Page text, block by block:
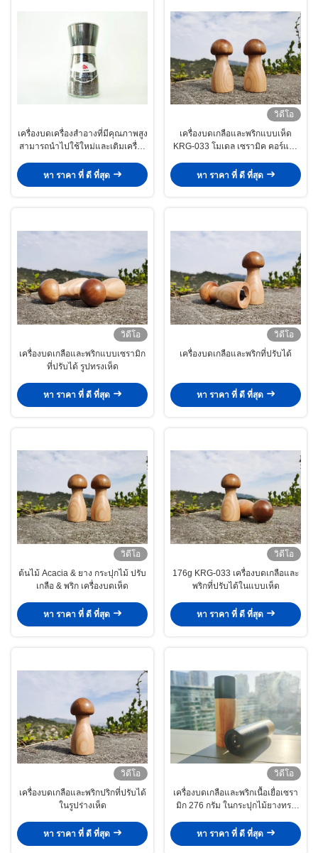
เครื่องบดเครื่องสําอางที่มีคุณภาพสูง
สามารถนําไปใช้ใหม่และเติมเครื่อง
หา ราคา ที่ ดี ที่สุด
วิดีโอ
เครื่องบดเกลือและพริกแบบเห็ด
KRG-033 โมเดล เซรามิค คอร์และ
หา ราคา ที่ ดี ที่สุด
วิดีโอ
เครื่องบดเกลือและพริกแบบเซรามิก
ที่ปรับได้ รูปทรงเห็ด
หา ราคา ที่ ดี ที่สุด
วิดีโอ
เครื่องบดเกลือและพริกที่ปรับได้
หา ราคา ที่ ดี ที่สุด
วิดีโอ
ต้นไม้ Acacia & ยาง กระปุกไม้ ปรับ
เกลือ & พริก เครื่องบดเห็ด
หา ราคา ที่ ดี ที่สุด
วิดีโอ
176g KRG-033 เครื่องบดเกลือและ
พริกที่ปรับได้ในแบบเห็ด
หา ราคา ที่ ดี ที่สุด
วิดีโอ
เครื่องบดเกลือและพริกปริกที่ปรับได้
ในรูปร่างเห็ด
หา ราคา ที่ ดี ที่สุด
วิดีโอ
เครื่องบดเกลือและพริกเนื้อเยื่อเซรา
มิก 276 กรัม ในกระปุกไม้ยางทรง
หา ราคา ที่ ดี ที่สุด